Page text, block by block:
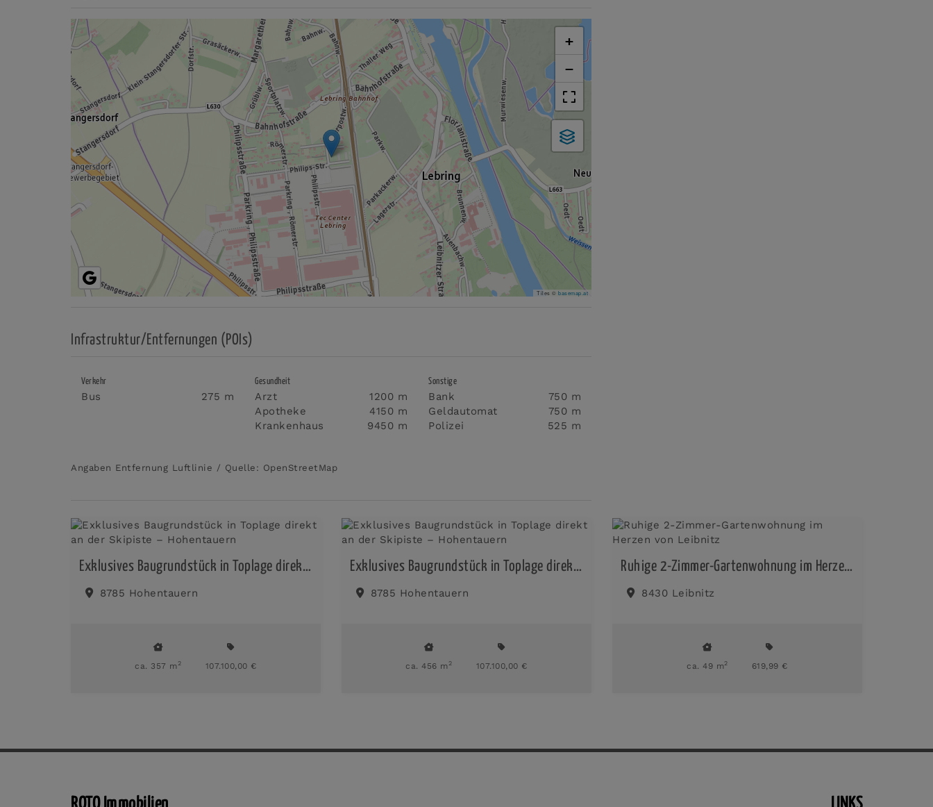
+
−
Tiles © basemap.at
Infrastruktur/Entfernungen (POIs)
Verkehr
Bus 275 m
Gesundheit
Arzt
1200 m
Apotheke
4150 m
Krankenhaus
9450 m
Sonstige
Bank
750 m
Geldautomat
750 m
Polizei
525 m
Angaben Entfernung Luftlinie / Quelle: OpenStreetMap
Exklusives Baugrundstück in Toplage direkt an der Skipiste – Hohentauern
8785 Hohentauern
ca. 357 m2 107.100,00 €
Exklusives Baugrundstück in Toplage direkt an der Skipiste – Hohentauern
8785 Hohentauern
ca. 456 m2 107.100,00 €
Ruhige 2-Zimmer-Gartenwohnung im Herzen von Leibnitz
8430 Leibnitz
ca. 49 m2 619,99 €